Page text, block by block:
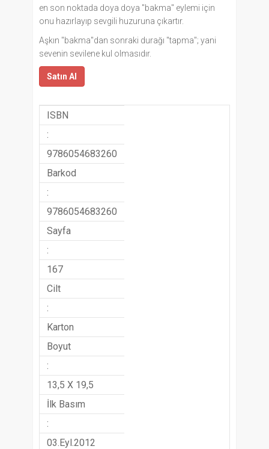
en son noktada doya doya "bakma" eylemi için
onu hazırlayıp sevgili huzuruna çıkartır.
Aşkın "bakma"dan sonraki durağı "tapma"; yani
sevenin sevilene kul olmasıdır.
Satın Al
ISBN
:
9786054683260
Barkod
:
9786054683260
Sayfa
:
167
Cilt
:
Karton
Boyut
:
13,5 X 19,5
İlk Basım
:
03.Eyl.2012